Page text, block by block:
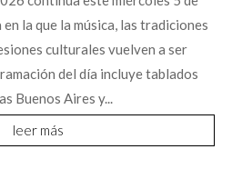
la que la música, las tradiciones
culturales vuelven a ser
del día incluye tablados
Buenos Aires y...
leer más